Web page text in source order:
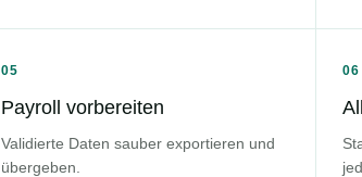
05
Payroll vorbereiten
Validierte Daten sauber exportieren und
übergeben.
06